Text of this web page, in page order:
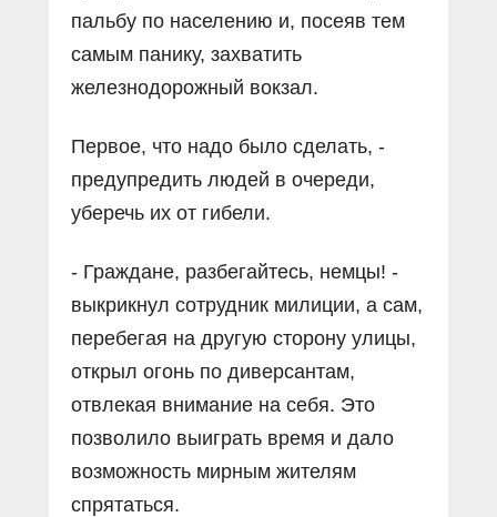
пальбу по населению и, посеяв тем
самым панику, захватить
железнодорожный вокзал.
Первое, что надо было сделать, -
предупредить людей в очереди,
уберечь их от гибели.
- Граждане, разбегайтесь, немцы! -
выкрикнул сотрудник милиции, а сам,
перебегая на другую сторону улицы,
открыл огонь по диверсантам,
отвлекая внимание на себя. Это
позволило выиграть время и дало
возможность мирным жителям
спрятаться.